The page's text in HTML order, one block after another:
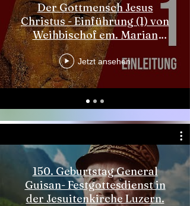
Der Gottmensch Jesus
Christus - Einführung (1) von
Weihbischof em. Marian
Eleganti
Jetzt ansehen
150. Geburtstag General
Guisan- Festgottesdienst in
der Jesuitenkirche Luzern.